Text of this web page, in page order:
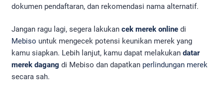
dokumen pendaftaran, dan rekomendasi nama alternatif.
Jangan ragu lagi, segera lakukan cek merek online di
Mebiso untuk mengecek potensi keunikan merek yang
kamu siapkan. Lebih lanjut, kamu dapat melakukan datar
merek dagang di Mebiso dan dapatkan perlindungan merek
secara sah.